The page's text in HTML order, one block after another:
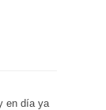
en día ya